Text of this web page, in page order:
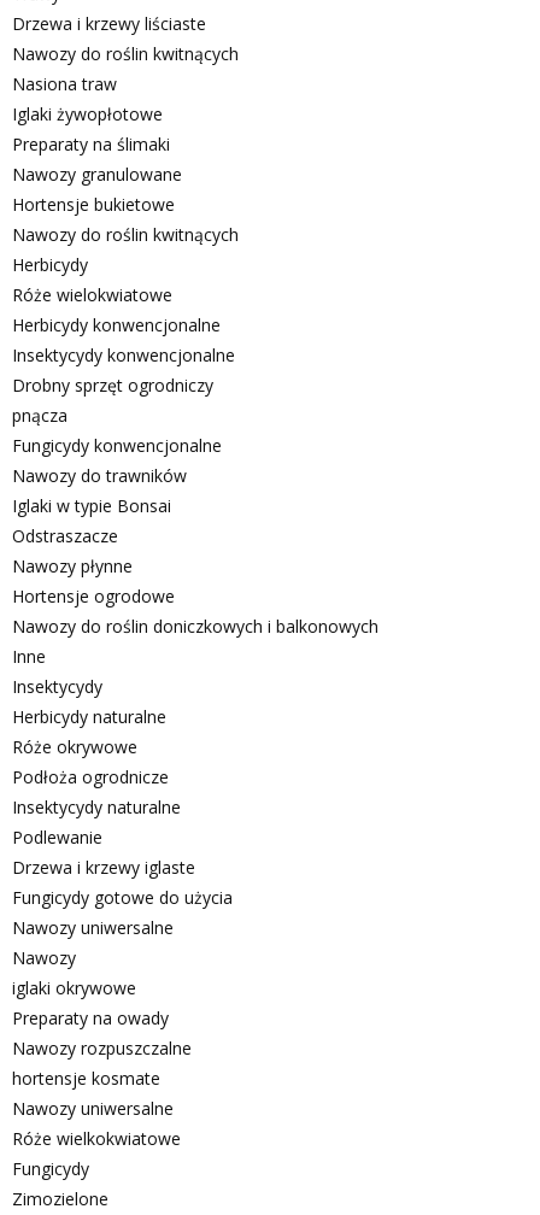
Drzewa i krzewy liściaste
Nawozy do roślin kwitnących
Nasiona traw
Iglaki żywopłotowe
Preparaty na ślimaki
Nawozy granulowane
Hortensje bukietowe
Nawozy do roślin kwitnących
Herbicydy
Róże wielokwiatowe
Herbicydy konwencjonalne
Insektycydy konwencjonalne
Drobny sprzęt ogrodniczy
pnącza
Fungicydy konwencjonalne
Nawozy do trawników
Iglaki w typie Bonsai
Odstraszacze
Nawozy płynne
Hortensje ogrodowe
Nawozy do roślin doniczkowych i balkonowych
Inne
Insektycydy
Herbicydy naturalne
Róże okrywowe
Podłoża ogrodnicze
Insektycydy naturalne
Podlewanie
Drzewa i krzewy iglaste
Fungicydy gotowe do użycia
Nawozy uniwersalne
Nawozy
iglaki okrywowe
Preparaty na owady
Nawozy rozpuszczalne
hortensje kosmate
Nawozy uniwersalne
Róże wielkokwiatowe
Fungicydy
Zimozielone